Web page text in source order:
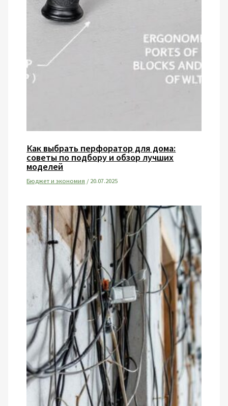
Как выбрать перфоратор для дома:
советы по подбору и обзор лучших
моделей
Бюджет и экономия /20.07.2025